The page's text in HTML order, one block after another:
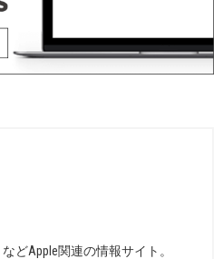
どApple関連の情報サイト。